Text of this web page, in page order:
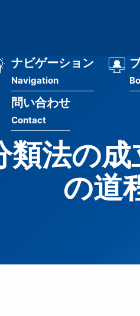
ナビゲーション
Navigation
問い合わせ
Contact
類法の
の道